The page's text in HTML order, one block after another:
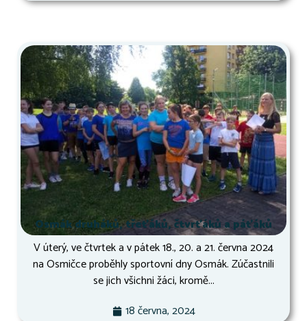
Osmák druháků, třeťáků, čtvrťáků a páťáků
V úterý, ve čtvrtek a v pátek 18., 20. a 21. června 2024
na Osmičce proběhly sportovní dny Osmák. Zúčastnili
se jich všichni žáci, kromě...
18 června, 2024